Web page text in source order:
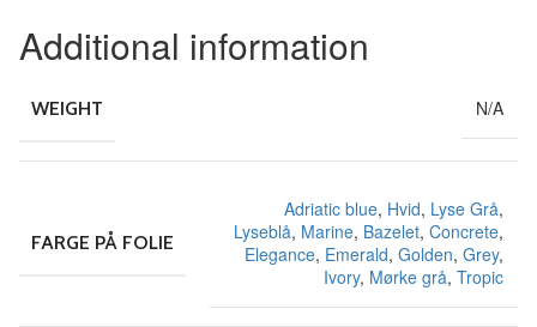
Additional information
WEIGHT N/A
FARGE PÅ FOLIE
Adriatic blue, Hvid, Lyse Grå,
Lyseblå, Marine, Bazelet, Concrete,
Elegance, Emerald, Golden, Grey,
Ivory, Mørke grå, Tropic